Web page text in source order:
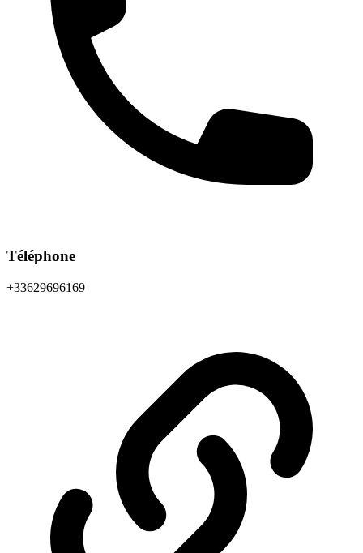
Téléphone
+33629696169